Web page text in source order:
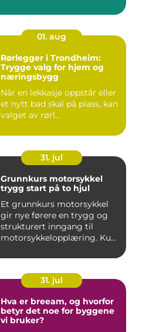
01. aug
Rørlegger i Trondheim:
Trygge valg for hjem og
næringsbygg
Når en lekkasje oppstår eller
et nytt bad skal på plass, kan
valget av rørl...
31. jul
Grunnkurs motorsykkel
trygg start på to hjul
Et grunnkurs motorsykkel
gir nye førere en trygg og
strukturert inngang til
motorsykkelopplæring. Ku...
31. jul
Hva er breeam, og hvorfor
betyr det noe for byggene
vi bruker?